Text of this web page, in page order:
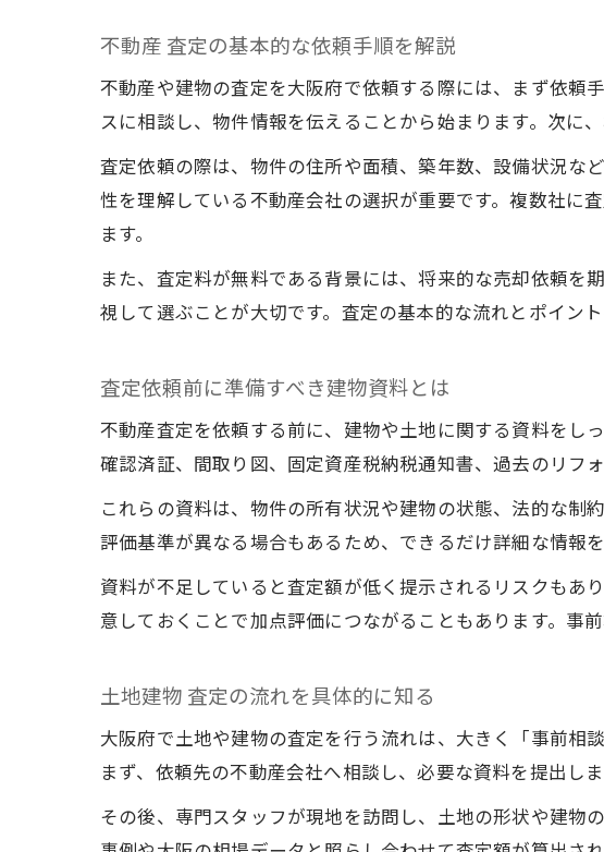
不動産 査定の基本的な依頼手順を解説
不動産や建物の査定を大阪府で依頼する際には、まず依頼
スに相談し、物件情報を伝えることから始まります。次に
査定依頼の際は、物件の住所や面積、築年数、設備状況な
性を理解している不動産会社の選択が重要です。複数社に
ます。
また、査定料が無料である背景には、将来的な売却依頼を
視して選ぶことが大切です。査定の基本的な流れとポイン
査定依頼前に準備すべき建物資料とは
不動産査定を依頼する前に、建物や土地に関する資料をし
確認済証、間取り図、固定資産税納税通知書、過去のリフ
これらの資料は、物件の所有状況や建物の状態、法的な制
評価基準が異なる場合もあるため、できるだけ詳細な情報
資料が不足していると査定額が低く提示されるリスクもあ
意しておくことで加点評価につながることもあります。事
土地建物 査定の流れを具体的に知る
大阪府で土地や建物の査定を行う流れは、大きく「事前相
まず、依頼先の不動産会社へ相談し、必要な資料を提出しま
その後、専門スタッフが現地を訪問し、土地の形状や建物